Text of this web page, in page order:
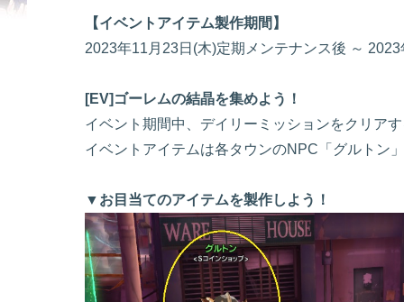
【イベントアイテム製作期間】
2023年11月23日(木)定期メンテナンス後 ～
[EV]ゴーレムの結晶を集めよう！
イベント期間中、デイリーミッションをクリア
イベントアイテムは各タウンのNPC「グルトン
▼お目当てのアイテムを製作しよう！